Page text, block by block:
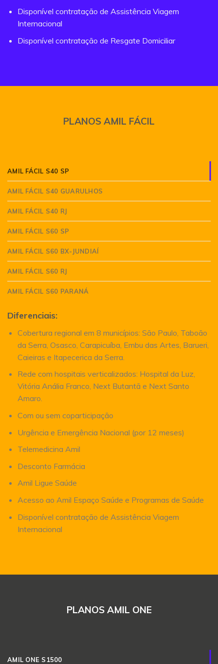
Disponível contratação de Assistência Viagem
Internacional
Disponível contratação de Resgate Domiciliar
PLANOS AMIL FÁCIL
AMIL FÁCIL S40 SP
AMIL FÁCIL S40 GUARULHOS
AMIL FÁCIL S40 RJ
AMIL FÁCIL S60 SP
AMIL FÁCIL S60 BX-JUNDIAÍ
AMIL FÁCIL S60 RJ
AMIL FÁCIL S60 PARANÁ
Diferenciais:
Cobertura regional em 8 municípios: São Paulo, Taboão
da Serra, Osasco, Carapicuíba, Embu das Artes, Barueri,
Caieiras e Itapecerica da Serra.
Rede com hospitais verticalizados: Hospital da Luz,
Vitória Anália Franco, Next Butantã e Next Santo
Amaro.
Com ou sem coparticipação
Urgência e Emergência Nacional (por 12 meses)
Telemedicina Amil
Desconto Farmácia
Amil Ligue Saúde
Acesso ao Amil Espaço Saúde e Programas de Saúde
Disponível contratação de Assistência Viagem
Internacional
PLANOS AMIL ONE
AMIL ONE S1500